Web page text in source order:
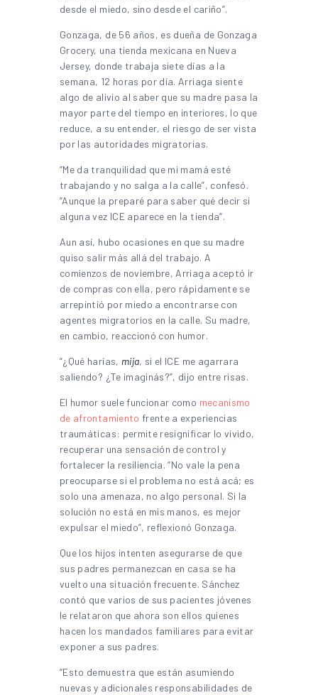
desde el miedo, sino desde el cariño”.
Gonzaga, de 56 años, es dueña de Gonzaga
Grocery, una tienda mexicana en Nueva
Jersey, donde trabaja siete días a la
semana, 12 horas por día. Arriaga siente
algo de alivio al saber que su madre pasa la
mayor parte del tiempo en interiores, lo que
reduce, a su entender, el riesgo de ser vista
por las autoridades migratorias.
“Me da tranquilidad que mi mamá esté
trabajando y no salga a la calle”, confesó.
“Aunque la preparé para saber qué decir si
alguna vez ICE aparece en la tienda”.
Aun así, hubo ocasiones en que su madre
quiso salir más allá del trabajo. A
comienzos de noviembre, Arriaga aceptó ir
de compras con ella, pero rápidamente se
arrepintió por miedo a encontrarse con
agentes migratorios en la calle. Su madre,
en cambio, reaccionó con humor.
“¿Qué harías, mija, si el ICE me agarrara
saliendo? ¿Te imaginás?”, dijo entre risas.
El humor suele funcionar como mecanismo
de afrontamiento frente a experiencias
traumáticas: permite resignificar lo vivido,
recuperar una sensación de control y
fortalecer la resiliencia. “No vale la pena
preocuparse si el problema no está acá; es
solo una amenaza, no algo personal. Si la
solución no está en mis manos, es mejor
expulsar el miedo”, reflexionó Gonzaga.
Que los hijos intenten asegurarse de que
sus padres permanezcan en casa se ha
vuelto una situación frecuente. Sánchez
contó que varios de sus pacientes jóvenes
le relataron que ahora son ellos quienes
hacen los mandados familiares para evitar
exponer a sus padres.
“Esto demuestra que están asumiendo
nuevas y adicionales responsabilidades de